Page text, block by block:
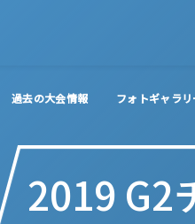
過去の大会情報 フォトギャラリ
2019 G2